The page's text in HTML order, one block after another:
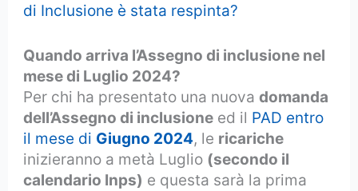
di Inclusione è stata respinta?
Quando arriva l’Assegno di inclusione nel
mese di Luglio 2024?
Per chi ha presentato una nuovadomanda
dell’Assegno di inclusione ed il PAD entro
il mese di Giugno 2024, le ricariche
inizieranno a metà Luglio (secondo il
calendario Inps) e questa sarà la prima